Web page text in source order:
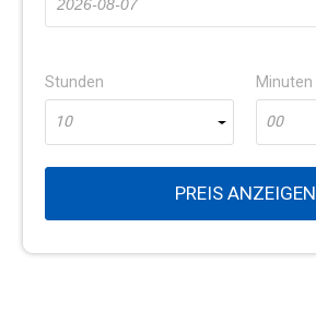
Stunden
10
Minuten
00
PREIS ANZEIGEN